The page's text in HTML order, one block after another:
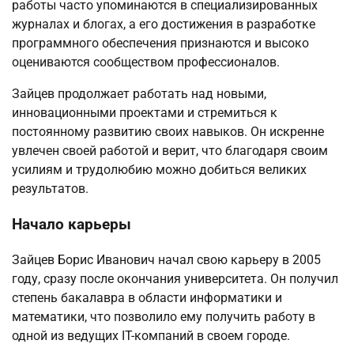
работы часто упоминаются в специализированных
журналах и блогах, а его достижения в разработке
программного обеспечения признаются и высоко
оцениваются сообществом профессионалов.
Зайцев продолжает работать над новыми,
инновационными проектами и стремиться к
постоянному развитию своих навыков. Он искренне
увлечен своей работой и верит, что благодаря своим
усилиям и трудолюбию можно добиться великих
результатов.
Начало карьеры
Зайцев Борис Иванович начал свою карьеру в 2005
году, сразу после окончания университета. Он получил
степень бакалавра в области информатики и
математики, что позволило ему получить работу в
одной из ведущих IT-компаний в своем городе.